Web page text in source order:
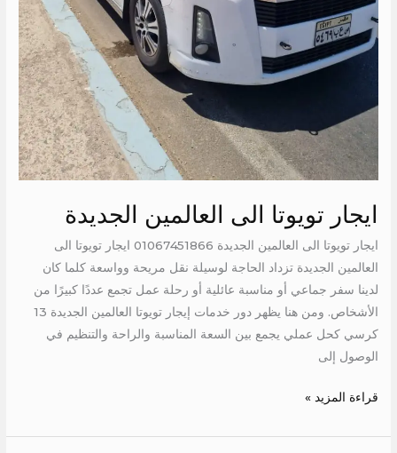
ايجار تويوتا الى العالمين الجديدة
ايجار تويوتا الى العالمين الجديدة 01067451866 ايجار تويوتا الى
العالمين الجديدة تزداد الحاجة لوسيلة نقل مريحة وواسعة كلما كان
لدينا سفر جماعي أو مناسبة عائلية أو رحلة عمل تجمع عددًا كبيرًا من
الأشخاص. ومن هنا يظهر دور خدمات إيجار تويوتا العالمين الجديدة 13
كرسي كحل عملي يجمع بين السعة المناسبة والراحة والتنظيم في
الوصول إلى
قراءة المزيد »